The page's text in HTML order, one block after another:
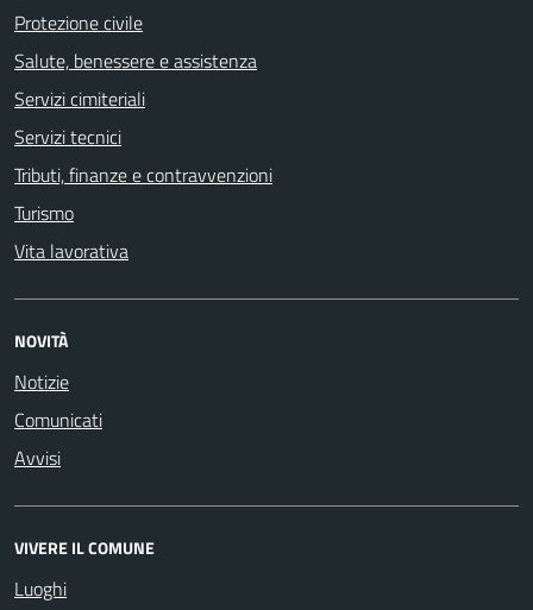
Protezione civile
Salute, benessere e assistenza
Servizi cimiteriali
Servizi tecnici
Tributi, finanze e contravvenzioni
Turismo
Vita lavorativa
NOVITÀ
Notizie
Comunicati
Avvisi
VIVERE IL COMUNE
Luoghi